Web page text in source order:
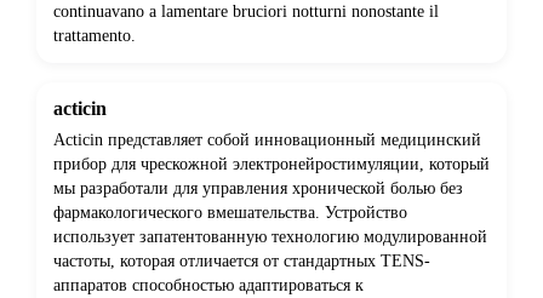
continuavano a lamentare bruciori notturni nonostante il
trattamento.
acticin
Acticin представляет собой инновационный медицинский
прибор для чрескожной электронейростимуляции, который
мы разработали для управления хронической болью без
фармакологического вмешательства. Устройство
использует запатентованную технологию модулированной
частоты, которая отличается от стандартных TENS-
аппаратов способностью адаптироваться к